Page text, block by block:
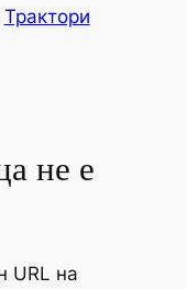
Трактори
не е
URL на